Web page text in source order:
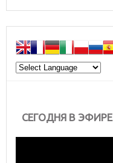
СЕГОДНЯ В ЭФИРЕ